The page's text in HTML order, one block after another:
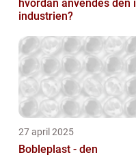
hvordan anvendes den i
industrien?
27 april 2025
Bobleplast - den